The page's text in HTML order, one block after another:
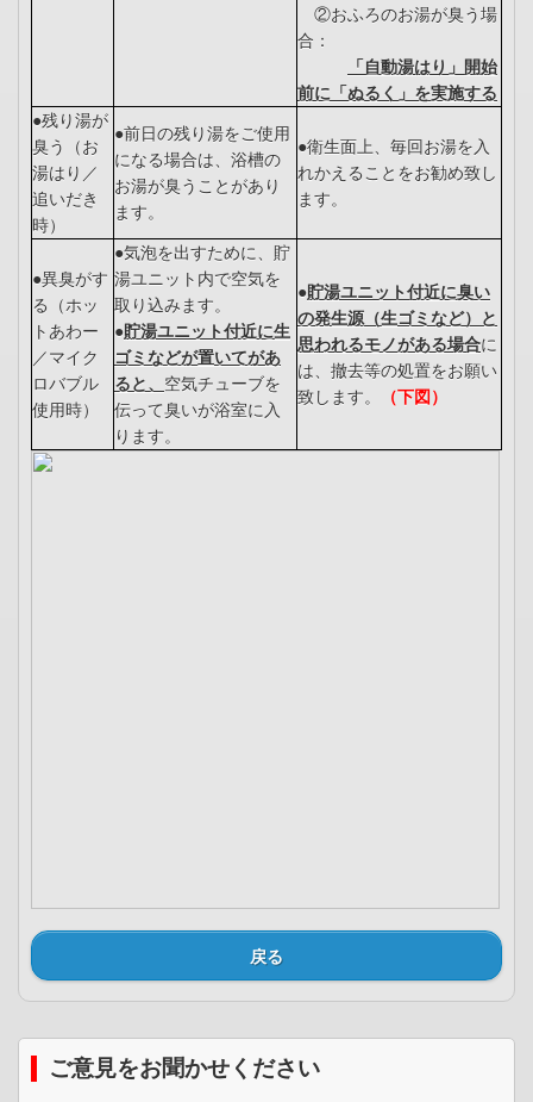
②おふろのお湯が臭う場
合：
「自動湯はり」開始
前に「ぬるく」を実施する
●残り湯が
臭う（お
湯はり／
追いだき
時）
●前日の残り湯をご使用
になる場合は、浴槽の
お湯が臭うことがあり
ます。
●衛生面上、毎回お湯を入
れかえることをお勧め致し
ます。
●異臭がす
る（ホッ
トあわー
／マイク
ロバブル
使用時）
●気泡を出すために、貯
湯ユニット内で空気を
取り込みます。
●貯湯ユニット付近に生
ゴミなどが置いてがあ
ると、 空気チューブを
伝って臭いが浴室に入
ります。
●貯湯ユニット付近に臭い
の発生源（生ゴミなど）と
思われるモノがある場合に
は、撤去等の処置をお願い
致します。
（下図）
戻る
ご意見をお聞かせください